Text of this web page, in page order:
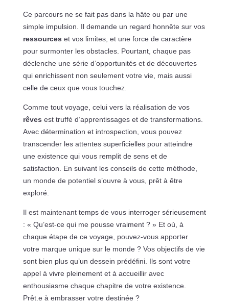
Ce parcours ne se fait pas dans la hâte ou par une
simple impulsion. Il demande un regard honnête sur vos
ressources et vos limites, et une force de caractère
pour surmonter les obstacles. Pourtant, chaque pas
déclenche une série d’opportunités et de découvertes
qui enrichissent non seulement votre vie, mais aussi
celle de ceux que vous touchez.
Comme tout voyage, celui vers la réalisation de vos
rêves est truffé d’apprentissages et de transformations.
Avec détermination et introspection, vous pouvez
transcender les attentes superficielles pour atteindre
une existence qui vous remplit de sens et de
satisfaction. En suivant les conseils de cette méthode,
un monde de potentiel s’ouvre à vous, prêt à être
exploré.
Il est maintenant temps de vous interroger sérieusement
: « Qu’est-ce qui me pousse vraiment ? » Et où, à
chaque étape de ce voyage, pouvez-vous apporter
votre marque unique sur le monde ? Vos objectifs de vie
sont bien plus qu’un dessein prédéfini. Ils sont votre
appel à vivre pleinement et à accueillir avec
enthousiasme chaque chapitre de votre existence.
Prêt.e à embrasser votre destinée ?